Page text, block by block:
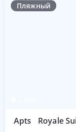
Пляжный
Apts